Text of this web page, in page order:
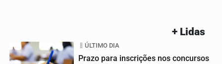
+ Lidas
ÚLTIMO DIA
Prazo para inscrições nos concursos